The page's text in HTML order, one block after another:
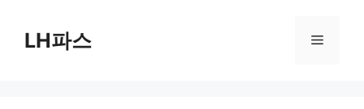
LH파스 메